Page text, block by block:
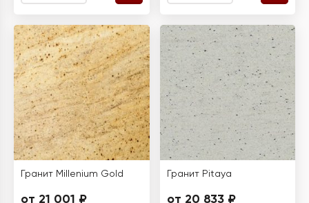
Гранит Millenium Gold
от 21 001 ₽
Гранит Pitaya
от 20 833 ₽